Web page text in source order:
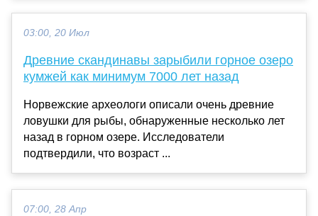
03:00, 20 Июл
Древние скандинавы зарыбили горное озеро
кумжей как минимум 7000 лет назад
Норвежские археологи описали очень древние
ловушки для рыбы, обнаруженные несколько лет
назад в горном озере. Исследователи
подтвердили, что возраст ...
07:00, 28 Апр